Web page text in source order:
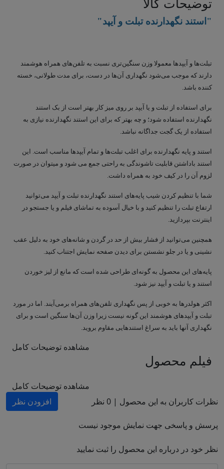
"استند نگهدارنده تبلت و آیپد"
تبلت‌ها و آیپدها معمولا وزن سنگین‌تری نسبت به تلفن‌های همراه هوشمند
دارند که موجب می‌شود نگهداری آن‌ها در دست، برای مدت طولانی، خسته
کننده باشد.
برای استفاده از تبلت و یا آیپد بر روی میز کار بهتر است از بک استند
نگهدارنده استفاده شود؛ و چه بهتر که برای این استند نگهدارنده نیازی به
استفاده از یک گجت جداگانه نباشد.
استند و پایه نگهدارنده برای اغلب تبلت‌ها و تمام آیپد‌ها مناسب است. این
استند باداشتن قابلیت تاشوندگی به راحتی جمع می شود و میتوان در صورت
لزوم آن را در کیف خود به همراه داشت.
شما با تنظیم کردن شیب پایه‌های استند نگهدارنده تبلت و آیپد می‌توانید
ارتفاع تبلت را تنظیم کنید و با خیال آسوده به تماشای فیلم و یا جستجو در
اینترنت بپردازید.
همچنین می‌توانید از فشار بیش از حد در گردن و شانه‌های خود به دلیل عقب
نشینی و یا در جلو نشستن برای دیدن صفحه نمایش اجتناب کنید.
پایه‌های این محصول به گونه‌ای طراحی شده است که مانع از لیز خوردن
استند و یا تبلت و آیپد نیز شود.
اکثر هولدرها به خوبی از پس نگهداری تلفن‌های همراه برمی‌آیند. اما در مورد
تبلت و آیپدهای هوشمند این گونه نیست زیرا وزن آن‌ها سنگین است و برای
نگهداری آنها باید به سراغ استندهایی مقاوم بروید.
مشاهده توضیحات کامل
فیلم محصول
مشاهده توضیحات کامل
نظرات کاربران به این محصول | 0 نظر افزودن نظر
پرسش و پاسخی جهت نمایش موجود نیست
نظر خود در درباره این محصول را ثبت نمایید